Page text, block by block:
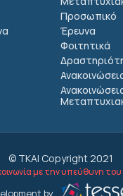
Προσωπικό
Έρευνα
Φοιτητικά
© ΤΚΑΙ Copyright 2021
με την υπεύθυνη
by